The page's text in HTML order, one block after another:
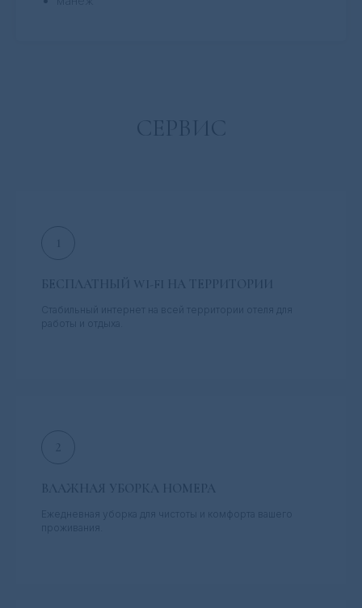
СЕРВИС
БЕСПЛАТНЫЙ WI-FI НА ТЕРРИТОРИИ
Стабильный интернет на всей территории отеля для
работы и отдыха.
ВЛАЖНАЯ УБОРКА НОМЕРА
Ежедневная уборка для чистоты и комфорта вашего
проживания.